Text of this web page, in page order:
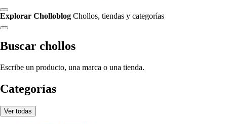
Explorar Cholloblog Chollos, tiendas y categorías
Buscar chollos
Escribe un producto, una marca o una tienda.
Categorías
Ver todas